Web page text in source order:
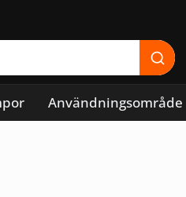
Användningsområde